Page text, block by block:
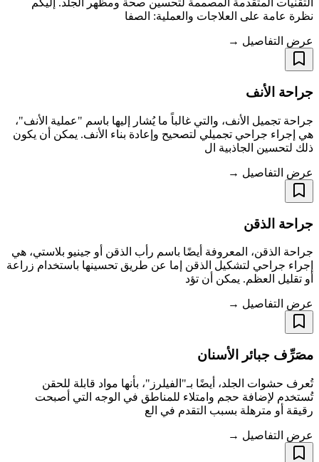
التقنيات المتقدمة المصممة لتحسين صحة ومظهر الجلد. إليكم
نظرة عامة على العلاجات والعملية: الصفا
عرض التفاصيل →
جراحة الأنف
جراحة تجميل الأنف، والتي غالباً ما يُشار إليها باسم "عملية الأنف"،
هي إجراء جراحي تجميلي لتصحيح وإعادة بناء الأنف. يمكن أن يكون
ذلك لتحسين الجاذبية ال
عرض التفاصيل →
جراحة الذقن
جراحة الذقن، المعروفة أيضًا باسم رأب الذقن أو جينيو بلاستي، هي
إجراء جراحي لتشكيل الذقن إما عن طريق تحسينها باستخدام زراعة
أو تقليل العظم. يمكن أن تؤد
عرض التفاصيل →
مصَرِّف جبائر الأسنان
تُعرف حشوات الجلد، أيضًا بـ"الفيلرز"، بأنها مواد قابلة للحقن
تُستخدم لإضافة حجم وامتلاء للمناطق في الوجه التي أصبحت
رقيقة أو مترهلة بسبب التقدم في الع
عرض التفاصيل →